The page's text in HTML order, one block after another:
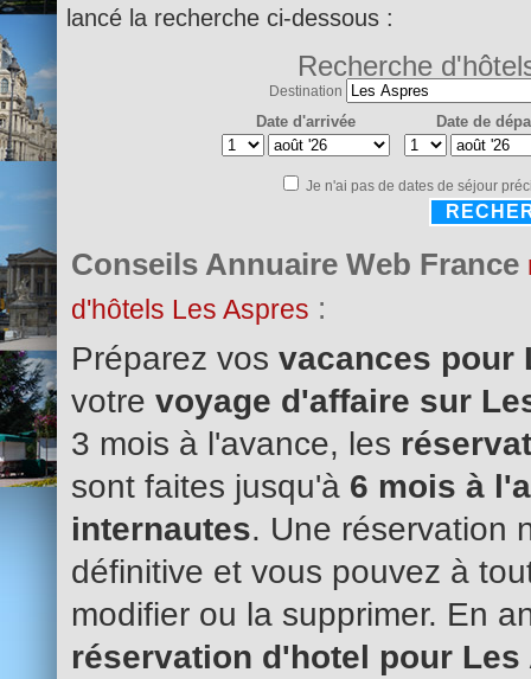
lancé la recherche ci-dessous :
Recherche
Destination
Date d'arrivée Date de
Je n'ai pas de dates de séjour
Conseils Annuaire Web France
d'hôtels Les Aspres :
Préparez vos vacances pour
votre voyage d'affaire sur
3 mois à l'avance, les
sont faites jusqu'à 6 mois à
internautes. Une réservation
définitive et vous pouvez à
modifier ou la supprimer. En
réservation d'hotel pour